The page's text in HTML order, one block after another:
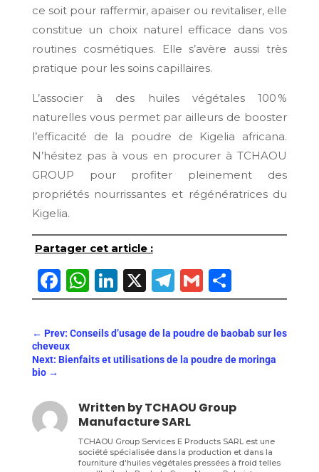
ce soit pour raffermir, apaiser ou revitaliser, elle
constitue un choix naturel efficace dans vos
routines cosmétiques. Elle s’avère aussi très
pratique pour les soins capillaires.
L’associer à des huiles végétales 100 %
naturelles vous permet par ailleurs de booster
l’efficacité de la poudre de Kigelia africana.
N’hésitez pas à vous en procurer à TCHAOU
GROUP pour profiter pleinement des
propriétés nourrissantes et régénératrices du
Kigelia.
Partager cet article :
Facebook
WhatsApp
LinkedIn
X Telegram
Gmail
← Prev: Conseils d’usage de la poudre de baobab sur les
cheveux
Next: Bienfaits et utilisations de la poudre de moringa
bio→
Written byTCHAOU Group
Manufacture SARL
TCHAOU Group Services E Products SARL est une
société spécialisée dans la production et dans la
fourniture d'huiles végétales pressées à froid telles